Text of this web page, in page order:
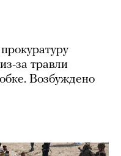
за травли
Возбуждено